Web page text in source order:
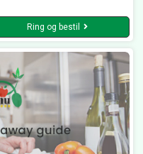
Ring og bestil